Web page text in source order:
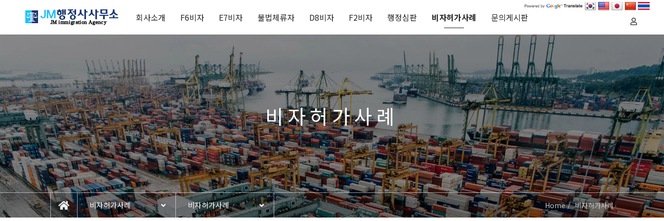
회사소개 F6비자 E7비자 불법체류자 D8비자 F2비자 행정심판 비자허가사례 문의게시판
비자허가사례
비자허가사례 비자허가사례 Home 비자허가사례